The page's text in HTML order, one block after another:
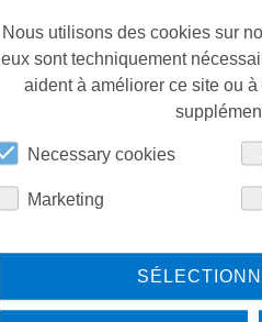
PIÈCES
Nous utilisons des cookies sur
eux sont techniquement
aident à améliorer ce site ou
Necessary cookies
Marketing